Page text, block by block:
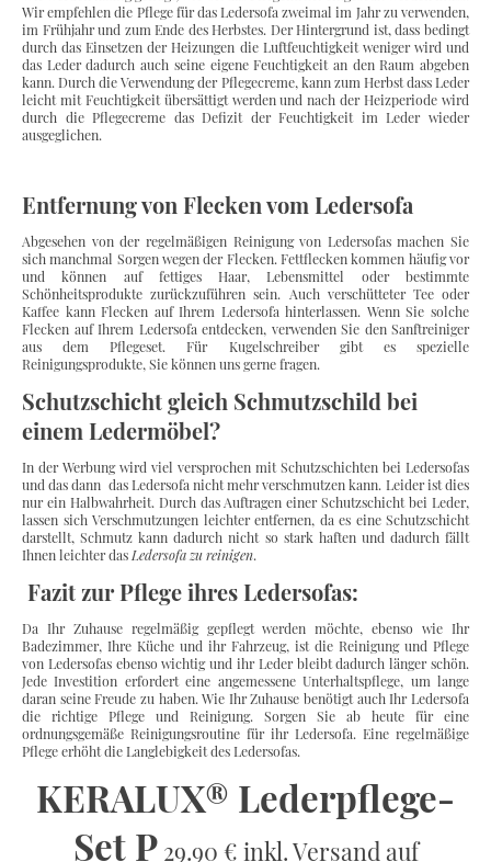
Wir empfehlen die Pflege für das Ledersofa zweimal im Jahr zu verwenden,
im Frühjahr und zum Ende des Herbstes. Der Hintergrund ist, dass bedingt
durch das Einsetzen der Heizungen die Luftfeuchtigkeit weniger wird und
das Leder dadurch auch seine eigene Feuchtigkeit an den Raum abgeben
kann. Durch die Verwendung der Pflegecreme, kann zum Herbst dass Leder
leicht mit Feuchtigkeit übersättigt werden und nach der Heizperiode wird
durch die Pflegecreme das Defizit der Feuchtigkeit im Leder wieder
ausgeglichen.
Entfernung von Flecken vom Ledersofa
Abgesehen von der regelmäßigen Reinigung von Ledersofas machen Sie
sich manchmal Sorgen wegen der Flecken. Fettflecken kommen häufig vor
und können auf fettiges Haar, Lebensmittel oder bestimmte
Schönheitsprodukte zurückzuführen sein. Auch verschütteter Tee oder
Kaffee kann Flecken auf Ihrem Ledersofa hinterlassen. Wenn Sie solche
Flecken auf Ihrem Ledersofa entdecken, verwenden Sie den Sanftreiniger
aus dem Pflegeset. Für Kugelschreiber gibt es spezielle
Reinigungsprodukte, Sie können uns gerne fragen.
Da Ihr Zuhause regelmäßig gepflegt werden möchte, ebenso wie Ihr
Badezimmer, Ihre Küche und ihr Fahrzeug, ist die Reinigung und Pflege
von Ledersofas ebenso wichtig und ihr Leder bleibt dadurch länger schön.
Jede Investition erfordert eine angemessene Unterhaltspflege, um lange
daran seine Freude zu haben. Wie Ihr Zuhause benötigt auch Ihr Ledersofa
die richtige Pflege und Reinigung. Sorgen Sie ab heute für eine
ordnungsgemäße Reinigungsroutine für ihr Ledersofa. Eine regelmäßige
Pflege erhöht die Langlebigkeit des Ledersofas.
Fazit zur Pflege ihres Ledersofas:
In der Werbung wird viel versprochen mit Schutzschichten bei Ledersofas
und das dann das Ledersofa nicht mehr verschmutzen kann. Leider ist dies
nur ein Halbwahrheit. Durch das Auftragen einer Schutzschicht bei Leder,
lassen sich Verschmutzungen leichter entfernen, da es eine Schutzschicht
darstellt, Schmutz kann dadurch nicht so stark haften und dadurch fällt
Ihnen leichter das Ledersofa zu reinigen.
Schutzschicht gleich Schmutzschild bei
einem Ledermöbel?
KERALUX® Lederpflege-
Set P29.90 € inkl. Versand auf